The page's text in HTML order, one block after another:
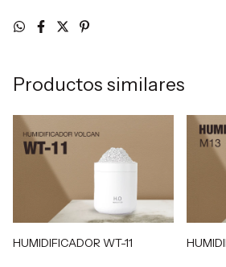
Productos similares
HUMIDIFICADOR WT-11